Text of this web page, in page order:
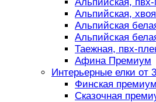
Альпийская,
Альпийская
Альпийская
Таежная, пвх-
Афина Премиум
Интерьерные елки от
Финская премиум
Сказочная